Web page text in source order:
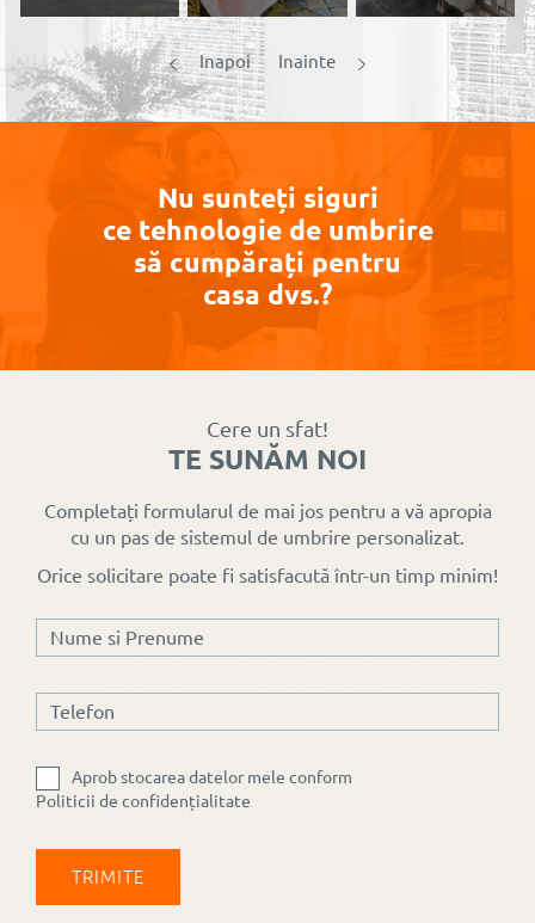
Cât de mult
exterioare
De ce roletele
zi/noapte sunt
alegerea
preferată în
moderne
reduse,
profitați
acum de
plesee
Stelar Mini
și sită
rulouri
Doar pentru
Low Cost
prețurile
neschimbate
Inapoi Inainte
Nu sunteți siguri
ce tehnologie de umbrire
să cumpărați pentru
casa dvs.?
Cere un sfat!
TE SUNĂM NOI
Completați formularul de mai jos pentru a vă apropia
cu un pas de sistemul de umbrire personalizat.
Orice solicitare poate fi satisfacută într-un timp minim!
Aprob stocarea datelor mele conform
Politicii de confidențialitate